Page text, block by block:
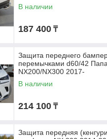
В наличии
187 400 ₸
Защита переднего
перемычками d60/42
NX200/NX300 2017-
В наличии
214 100 ₸
Защита передняя